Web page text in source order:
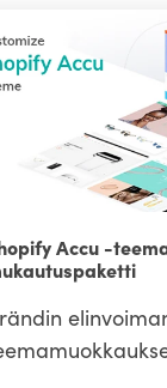
Accu -